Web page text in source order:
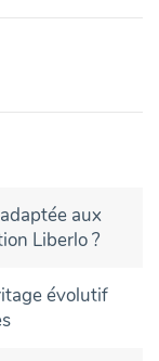
aux
Liberlo ?
évolutif